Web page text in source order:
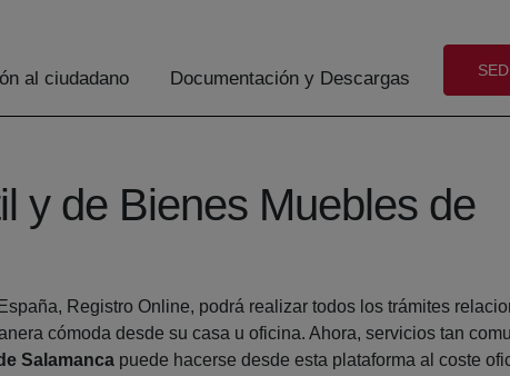
al ciudadano Documentación y Descargas
y de Bienes Muebles de
Registro Online, podrá realizar todos los trámites
cómoda desde su casa u oficina. Ahora, servicios tan
Salamanca puede hacerse desde esta plataforma al coste